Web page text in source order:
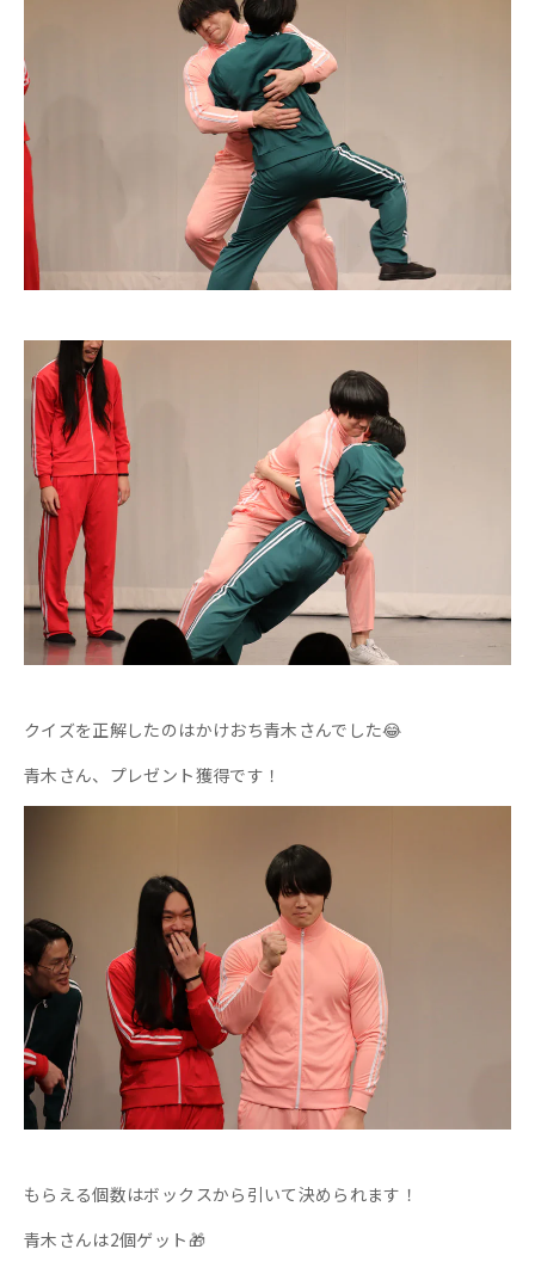
クイズを正解したのはかけおち青木さんでした😂
青木さん、プレゼント獲得です！
もらえる個数はボックスから引いて決められます！
青木さんは2個ゲット🎁